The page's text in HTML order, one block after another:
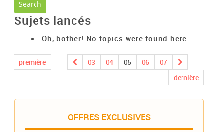
Sujets lancés
Oh, bother! No topics were found here.
première 03 04 05 06
07
dernière
OFFRES EXCLUSIVES